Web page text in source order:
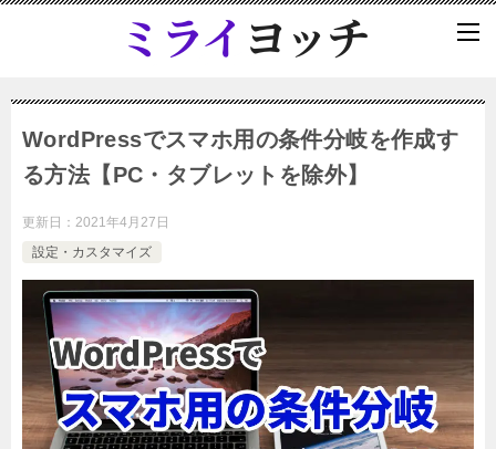
WordPressでスマホ用の条件分岐を作成す
る方法【PC・タブレットを除外】
更新日： 2021年4月27日
設定・カスタマイズ